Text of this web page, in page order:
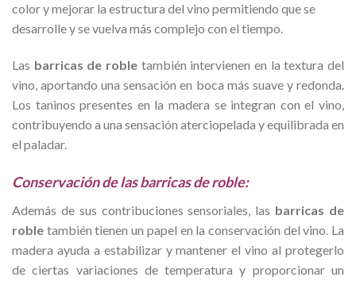
color y mejorar la estructura del vino permitiendo que se
desarrolle y se vuelva más complejo con el tiempo.
Las barricas de roble también intervienen en la textura del
vino, aportando una sensación en boca más suave y redonda.
Los taninos presentes en la madera se integran con el vino,
contribuyendo a una sensación aterciopelada y equilibrada en
el paladar.
Conservación de las barricas de roble:
Además de sus contribuciones sensoriales, las barricas de
roble también tienen un papel en la conservación del vino. La
madera ayuda a estabilizar y mantener el vino al protegerlo
de ciertas variaciones de temperatura y proporcionar un